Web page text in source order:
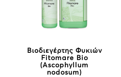
Βιοδιεγέρτης Φυκιών
Fitomare Bio
(Ascophyllum
nodosum)